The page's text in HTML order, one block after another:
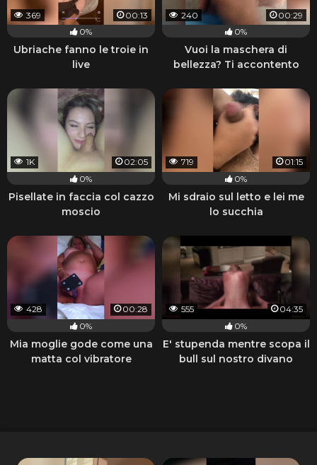
369
00:13
0%
Ubriache fanno le troie in
live
240
00:29
0%
Vuoi la maschera di
bellezza? Ti accontento
1K
02:05
0%
Pisellate in faccia col cazzo
moscio
719
01:15
0%
Mi sdraio sul letto e lei me
lo succhia
428
00:28
0%
Mia moglie gode come una
matta col vibratore
555
04:35
0%
E' stupenda mentre scopa il
bull sul nostro divano